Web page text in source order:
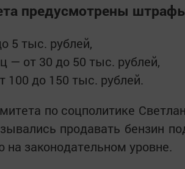
предусмотрены
5 тыс. рублей,
— от 30 до 50 тыс. рублей,
100 до 150 тыс. рублей.
по соцполитике
продавать бензин
на законодательном уровне.